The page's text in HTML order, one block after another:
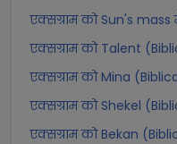
एक्सग्राम को Sun's
एक्सग्राम को Talent
एक्सग्राम को Mina
एक्सग्राम को Shekel
एक्सग्राम को Bekan